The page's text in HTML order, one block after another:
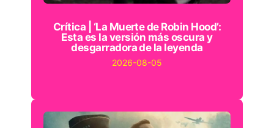
Crítica | ‘La Muerte de Robin Hood’:
Esta es la versión más oscura y
desgarradora de la leyenda
2026-08-05